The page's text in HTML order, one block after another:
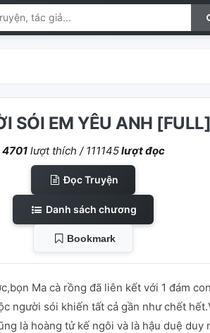
SÓI EM YÊU ANH [FULL]
4701lượt thích / 111145lượt đọc
Đọc Truyện
Danh sách chương
Bookmark
Ma cà rồng đã liên kết với 1 đám
người sói khiến tất cả gần như chết
là hoàng tử kế ngôi và là hậu duệ duy